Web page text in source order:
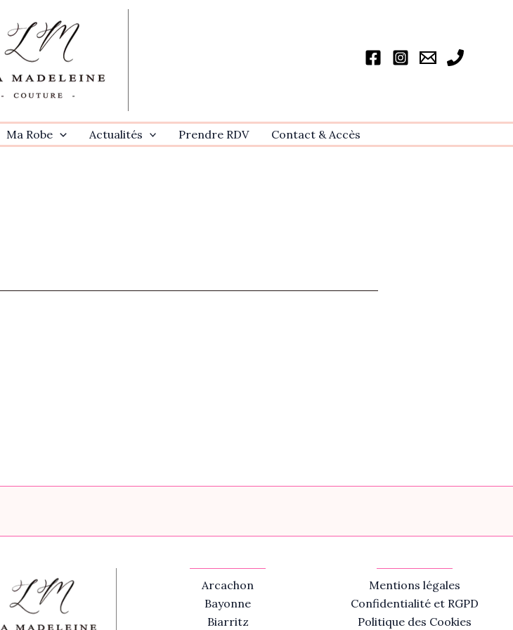
Ma Robe Actualités Prendre RDV Contact & Accѐs
Arcachon
Bayonne
Biarritz
Mentions légales
Confidentialité et RGPD
Politique des Cookies